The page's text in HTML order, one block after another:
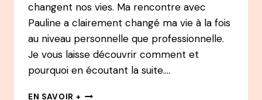
changent nos vies. Ma rencontre avec
Pauline a clairement changé ma vie à la fois
au niveau personnelle que professionnelle.
Je vous laisse découvrir comment et
pourquoi en écoutant la suite….
EN SAVOIR + 45